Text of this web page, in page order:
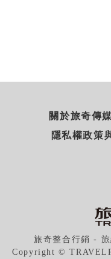
關於旅奇傳
隱私權政策
旅奇整合行銷 -
Copyright ©